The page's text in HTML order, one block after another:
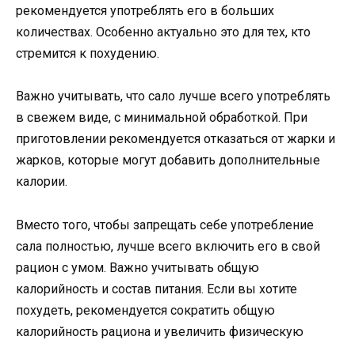
рекомендуется употреблять его в больших
количествах. Особенно актуально это для тех, кто
стремится к похудению.
Важно учитывать, что сало лучше всего употреблять
в свежем виде, с минимальной обработкой. При
приготовлении рекомендуется отказаться от жарки и
жарков, которые могут добавить дополнительные
калории.
Вместо того, чтобы запрещать себе употребление
сала полностью, лучше всего включить его в свой
рацион с умом. Важно учитывать общую
калорийность и состав питания. Если вы хотите
похудеть, рекомендуется сократить общую
калорийность рациона и увеличить физическую